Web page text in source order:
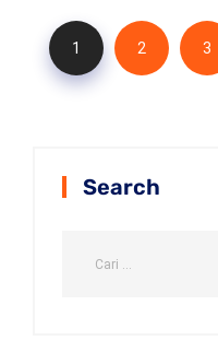
1 2 3
Search